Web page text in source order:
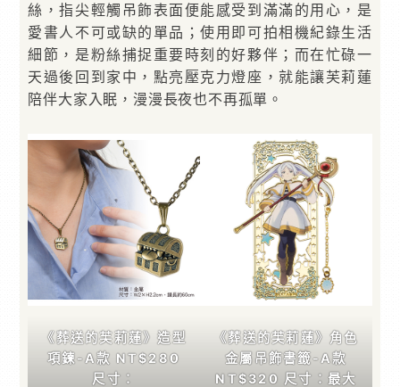
絲，指尖輕觸吊飾表面便能感受到滿滿的用心，是
愛書人不可或缺的單品；使用即可拍相機紀錄生活
細節，是粉絲捕捉重要時刻的好夥伴；而在忙碌一
天過後回到家中，點亮壓克力燈座，就能讓芙莉蓮
陪伴大家入眠，漫漫長夜也不再孤單。
《葬送的芙莉蓮》造型
項鍊-A款 NT$280
尺寸：
《葬送的芙莉蓮》角色
金屬吊飾書籤-A款
NT$320 尺寸：最大